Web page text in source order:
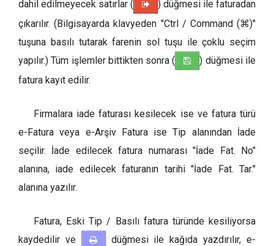
dahil edilmeyecek satırlar (
) düğmesi ile faturadan
çıkarılır. (Bilgisayarda klavyeden "Ctrl / Command (⌘)"
tuşuna basılı tutarak farenin sol tuşu ile çoklu seçim
yapılır.) Tüm işlemler bittikten sonra (
) düğmesi ile
fatura kayıt edilir.
Firmalara iade faturası kesilecek ise ve fatura türü
e-Fatura veya e-Arşiv Fatura ise Tip alanından İade
seçilir. İade edilecek fatura numarası "İade Fat. No"
alanına, iade edilecek faturanın tarihi "İade Fat. Tar."
alanına yazılır.
Fatura, Eski Tip / Basılı fatura türünde kesiliyorsa
kaydedilir ve
düğmesi ile kağıda yazdırılır, e-